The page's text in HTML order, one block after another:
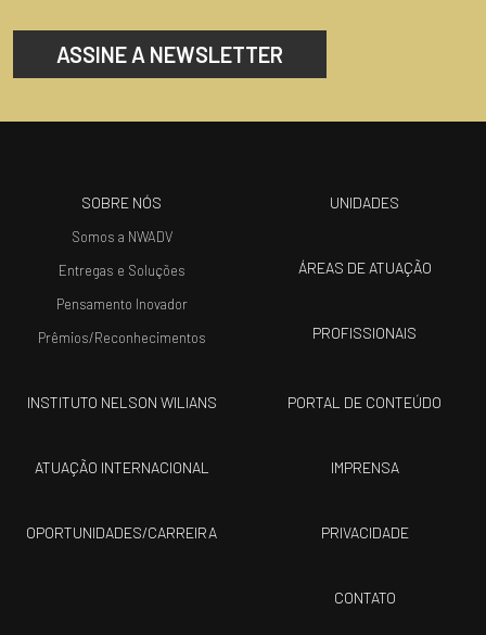
ASSINE A NEWSLETTER
SOBRE NÓS
Somos a NWADV
Entregas e Soluções
Pensamento Inovador
Prêmios/Reconhecimentos
UNIDADES
ÁREAS DE ATUAÇÃO
PROFISSIONAIS
INSTITUTO NELSON WILIANS
ATUAÇÃO INTERNACIONAL
OPORTUNIDADES/CARREIRA
PORTAL DE CONTEÚDO
IMPRENSA
PRIVACIDADE
CONTATO